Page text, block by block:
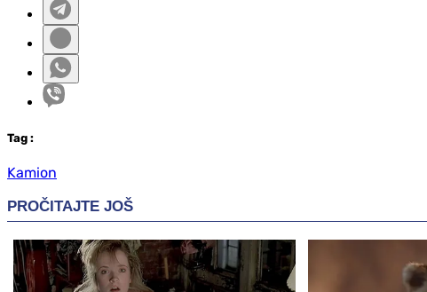
Tag :
Kamion